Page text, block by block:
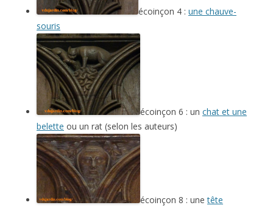
écoinçon 4 : une chauve-
souris
écoinçon 6 : un chat et une
belette ou un rat (selon les auteurs)
écoinçon 8 : unetête